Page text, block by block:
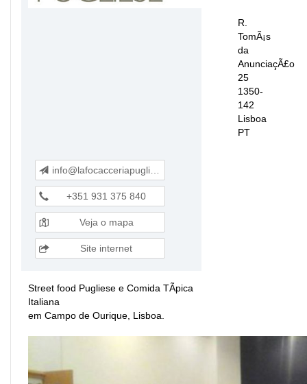
R.
TomÃ¡s
da
AnunciaçÃ£o
25
1350-
142
Lisboa
PT
info@lafocacceriapugliese.com
+351 931 375 840
Veja o mapa
Site internet
Street food Pugliese e Comida TÃ­pica
Italiana
em Campo de Ourique, Lisboa.